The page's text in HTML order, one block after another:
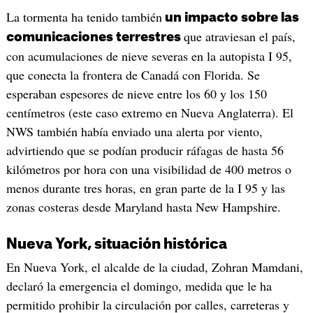
La tormenta ha tenido también un impacto sobre las
comunicaciones terrestres que atraviesan el país,
con acumulaciones de nieve severas en la autopista I 95,
que conecta la frontera de Canadá con Florida. Se
esperaban espesores de nieve entre los 60 y los 150
centímetros (este caso extremo en Nueva Anglaterra). El
NWS también había enviado una alerta por viento,
advirtiendo que se podían producir ráfagas de hasta 56
kilómetros por hora con una visibilidad de 400 metros o
menos durante tres horas, en gran parte de la I 95 y las
zonas costeras desde Maryland hasta New Hampshire.
Nueva York, situación histórica
En Nueva York, el alcalde de la ciudad, Zohran Mamdani,
declaró la emergencia el domingo, medida que le ha
permitido prohibir la circulación por calles, carreteras y